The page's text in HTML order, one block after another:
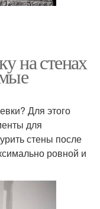
на стенах
Для этого
для
стены после
ровной и